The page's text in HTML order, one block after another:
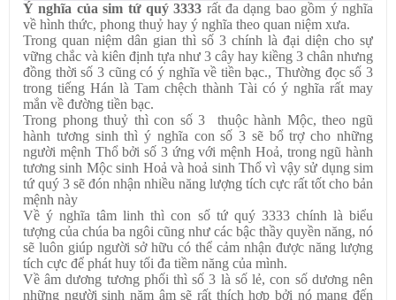
Ý nghĩa của sim tứ quý 3333 rất đa dạng bao gồm ý nghĩa
về hình thức, phong thuỷ hay ý nghĩa theo quan niệm xưa.
Trong quan niệm dân gian thì số 3 chính là đại diện cho sự
vững chắc và kiên định tựa như 3 cây hay kiềng 3 chân nhưng
đồng thời số 3 cũng có ý nghĩa về tiền bạc., Thường đọc số 3
trong tiếng Hán là Tam chệch thành Tài có ý nghĩa rất may
mắn về đường tiền bạc.
Trong phong thuỷ thì con số 3 thuộc hành Mộc, theo ngũ
hành tương sinh thì ý nghĩa con số 3 sẽ bổ trợ cho những
người mệnh Thổ bởi số 3 ứng với mệnh Hoả, trong ngũ hành
tương sinh Mộc sinh Hoả và hoả sinh Thổ vì vậy sử dụng sim
tứ quý 3 sẽ đón nhận nhiều năng lượng tích cực rất tốt cho bản
mệnh này
Về ý nghĩa tâm linh thì con số tứ quý 3333 chính là biểu
tượng của chúa ba ngôi cũng như các bậc thầy quyền năng, nó
sẽ luôn giúp người sở hữu có thể cảm nhận được năng lượng
tích cực để phát huy tối đa tiềm năng của mình.
Về âm dương tương phối thì số 3 là số lẻ, con số dương nên
những người sinh năm âm sẽ rất thích hợp bởi nó mang đến